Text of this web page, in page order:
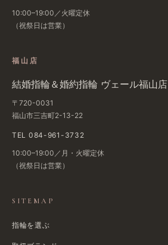
10:00–19:00／火曜定休
（祝祭日は​営業）
福山店
結婚​指輪＆婚約指輪 ヴェール福山店
〒720-0031
福山市三吉町2-13-22
TEL 084-961-3732
10:00–19:00／月・火曜定休
（祝祭日は​営業）
SITEMAP
指輪を選ぶ